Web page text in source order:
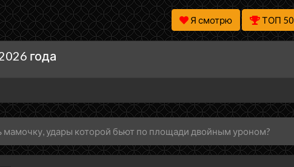
Я смотрю ТОП 50
года
удары которой бьют по площади двойным уроном?